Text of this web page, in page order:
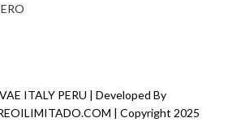
ITALY PERU | Developed By
| Copyright 2025